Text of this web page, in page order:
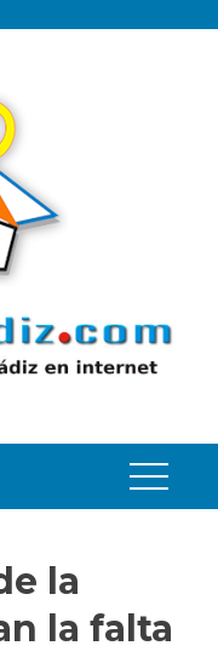
la
la falta